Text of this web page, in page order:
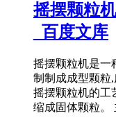
摇摆颗粒
_百度文库
摇摆颗粒机是一
制制成成型颗粒
摇摆颗粒机的工
缩成固体颗粒。